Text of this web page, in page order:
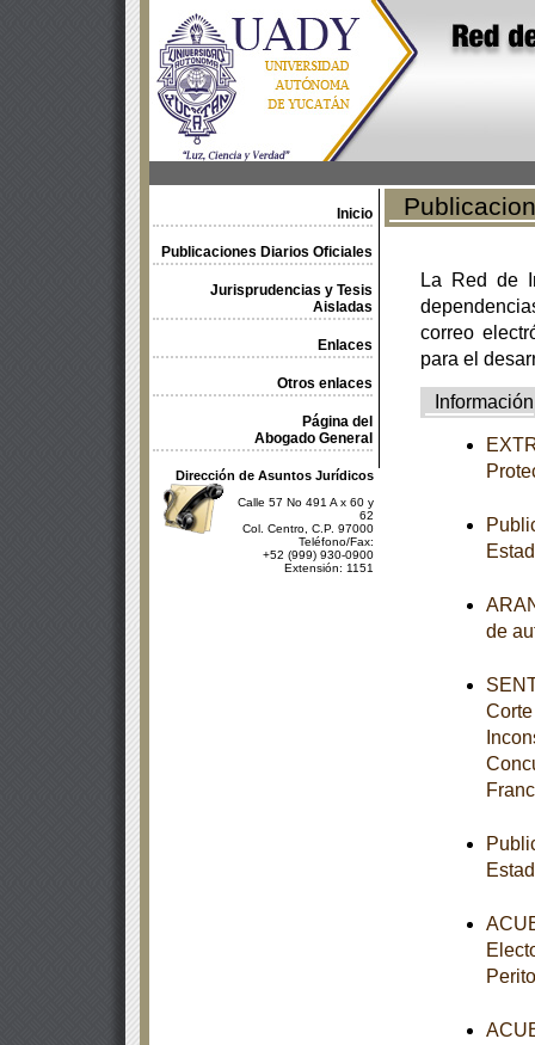
Inicio
Publicaciones Diarios Oficiales
Jurisprudencias y Tesis
Aisladas
Enlaces
Otros enlaces
Página del
Abogado General
Dirección de Asuntos Jurídicos
Calle 57 No 491 A x 60 y
62
Col. Centro, C.P. 97000
Teléfono/Fax:
+52 (999) 930-0900
Extensión: 1151
La Red de
correo
para el
Información
de